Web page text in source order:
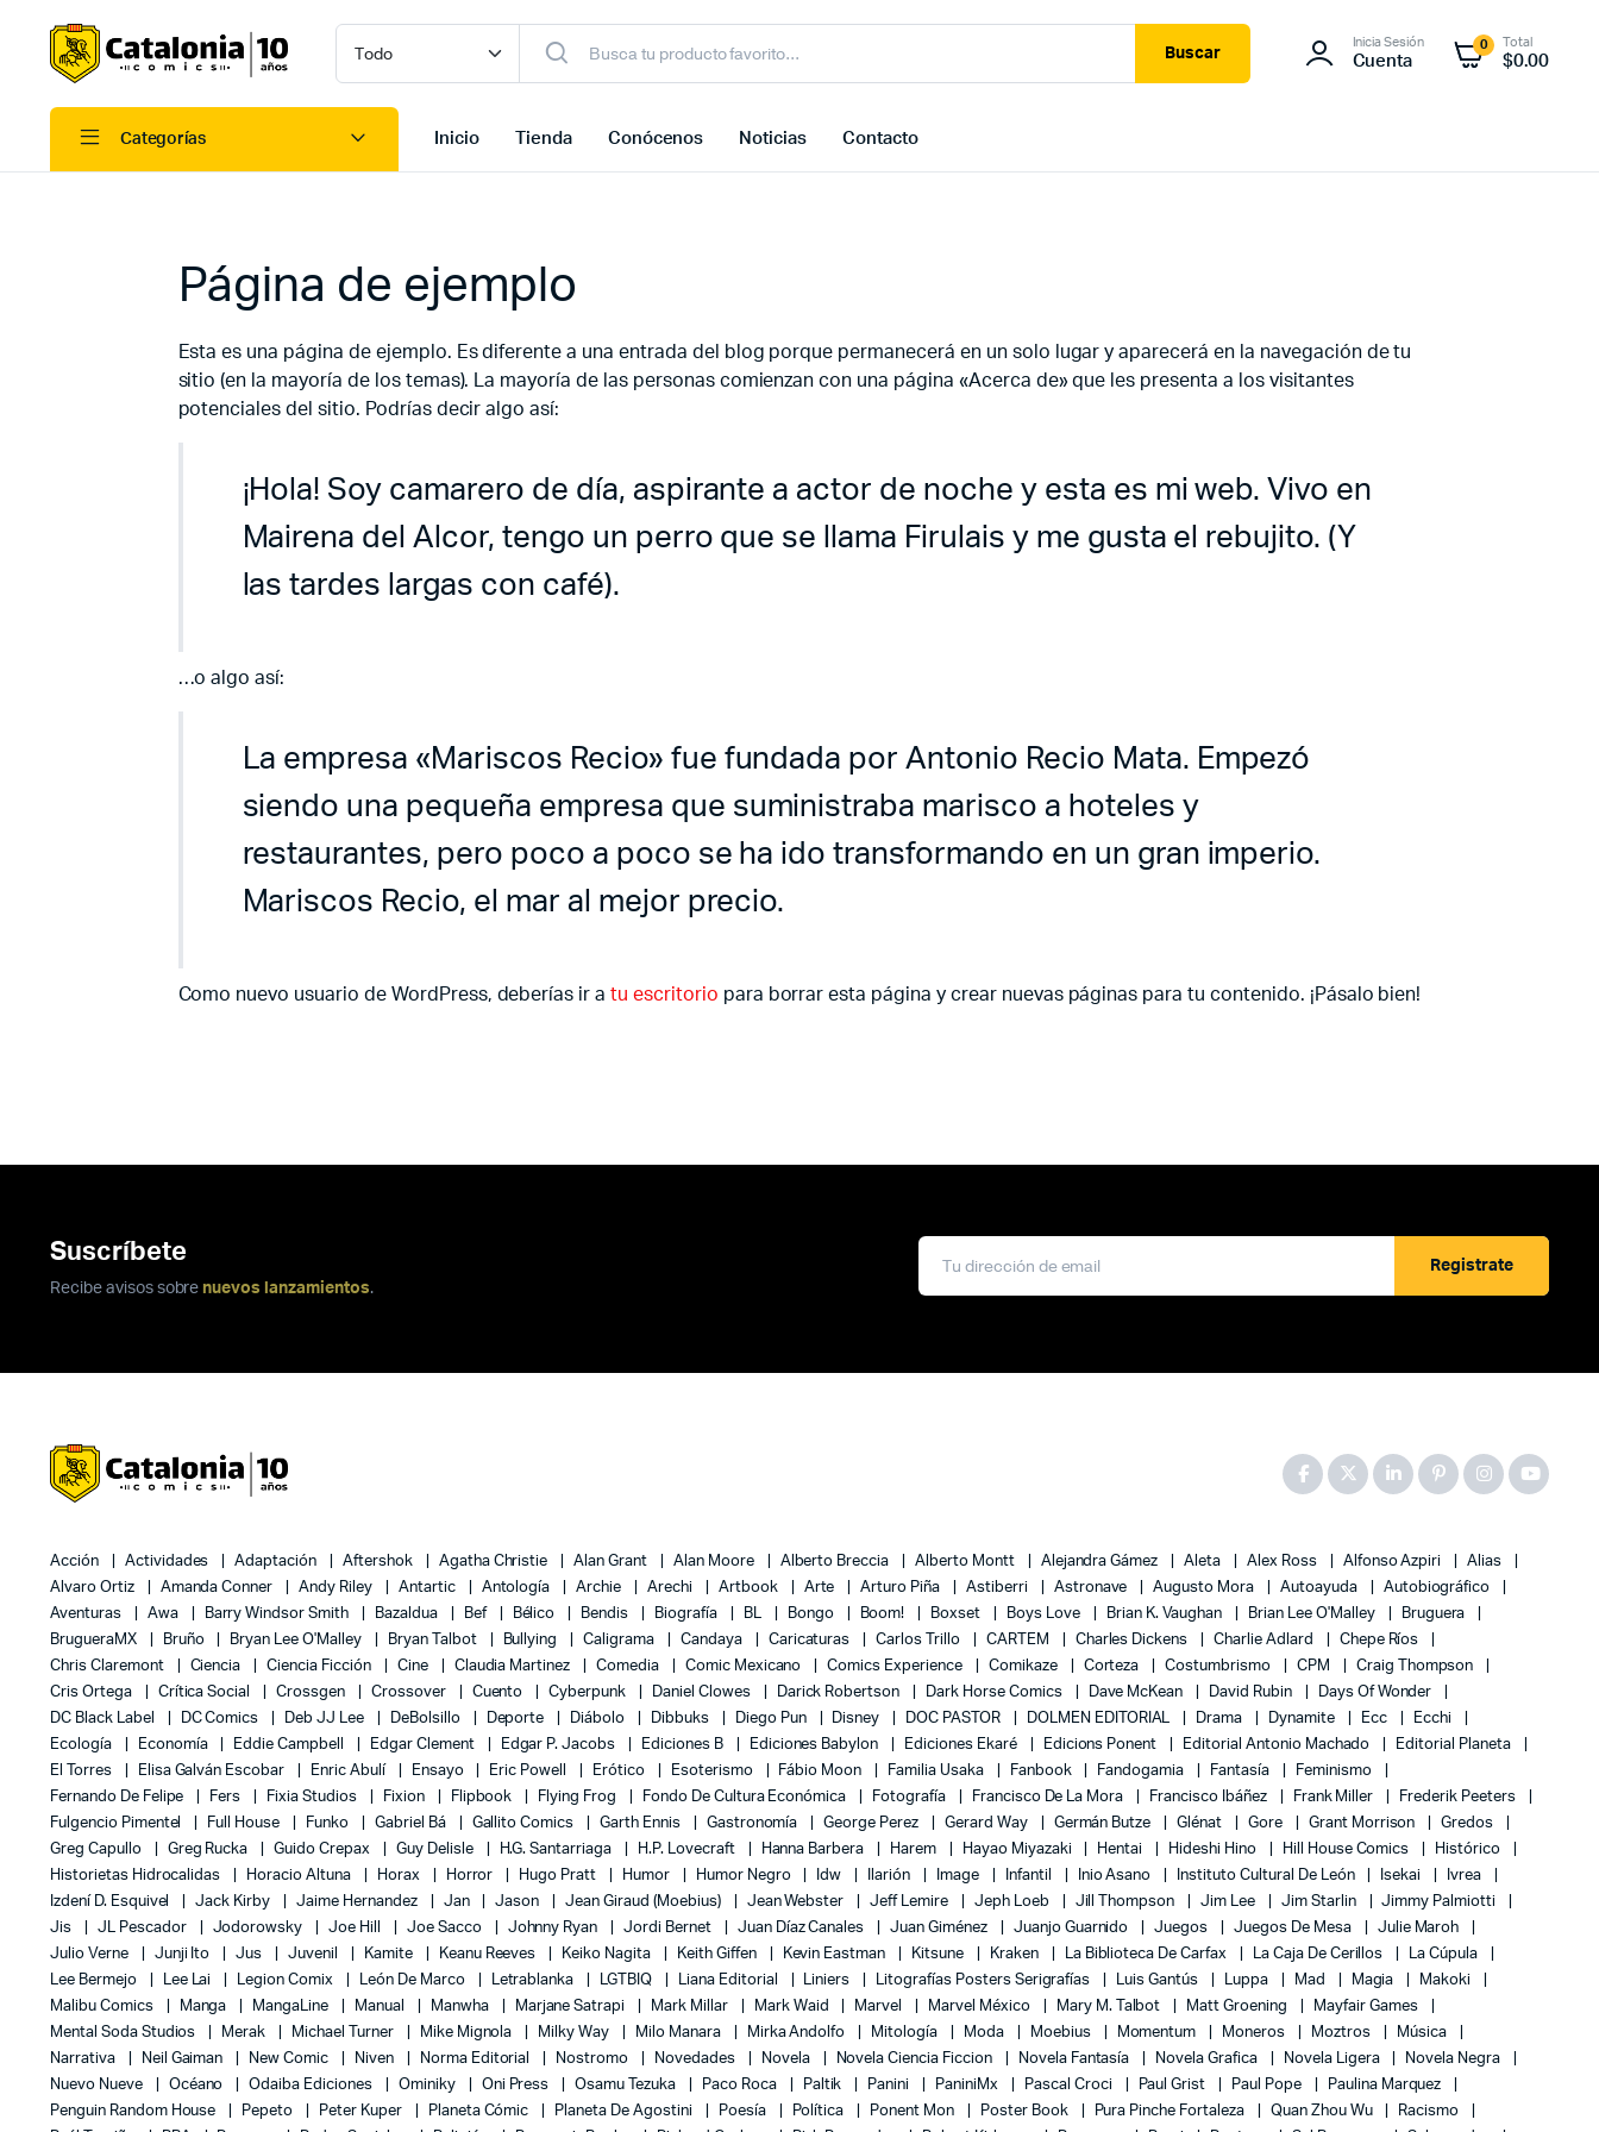
Buscar
Inicia Sesión
Cuenta
0 Total
$0.00
Categorías Inicio Tienda Conócenos Noticias Contacto
Página de ejemplo
Esta es una página de ejemplo. Es diferente a una entrada del blog porque permanecerá en un solo lugar y aparecerá en la navegación de tu
sitio (en la mayoría de los temas). La mayoría de las personas comienzan con una página «Acerca de» que les presenta a los visitantes
potenciales del sitio. Podrías decir algo así:
¡Hola! Soy camarero de día, aspirante a actor de noche y esta es mi web. Vivo en
Mairena del Alcor, tengo un perro que se llama Firulais y me gusta el rebujito. (Y
las tardes largas con café).
…o algo así:
La empresa «Mariscos Recio» fue fundada por Antonio Recio Mata. Empezó
siendo una pequeña empresa que suministraba marisco a hoteles y
restaurantes, pero poco a poco se ha ido transformando en un gran imperio.
Mariscos Recio, el mar al mejor precio.
Como nuevo usuario de WordPress, deberías ir atu escritorio para borrar esta página y crear nuevas páginas para tu contenido. ¡Pásalo bien!
Suscríbete
Recibe avisos sobre nuevos lanzamientos.
Registrate
Acción Actividades Adaptación Aftershok Agatha Christie Alan Grant Alan Moore Alberto Breccia Alberto Montt Alejandra Gámez Aleta Alex Ross Alfonso Azpiri
Alias
Alvaro Ortiz
Amanda Conner Andy Riley Antartic Antología Archie Arechi Artbook Arte Arturo Piña Astiberri Astronave Augusto Mora Autoayuda
Autobiográfico
Aventuras
Awa Barry Windsor Smith Bazaldua Bef Bélico Bendis Biografía BL Bongo Boom! Boxset Boys Love Brian K. Vaughan Brian Lee O'Malley
Bruguera
BrugueraMX
Bruño Bryan Lee O'Malley Bryan Talbot Bullying Caligrama Candaya Caricaturas Carlos Trillo CARTEM Charles Dickens Charlie Adlard
Chepe Ríos
Chris Claremont
Ciencia Ciencia Ficción Cine Claudia Martinez Comedia Comic Mexicano Comics Experience Comikaze Corteza Costumbrismo CPM
Craig Thompson
Cris Ortega
Crítica Social Crossgen Crossover Cuento Cyberpunk Daniel Clowes Darick Robertson Dark Horse Comics Dave McKean David Rubin
Days Of Wonder
DC Black Label
DC Comics Deb JJ Lee DeBolsillo Deporte Diábolo Dibbuks Diego Pun Disney DOC PASTOR DOLMEN EDITORIAL Drama Dynamite Ecc
Ecchi
Ecología
Economía Eddie Campbell Edgar Clement Edgar P. Jacobs Ediciones B Ediciones Babylon Ediciones Ekaré Edicions Ponent Editorial Antonio Machado
Editorial Planeta
El Torres
Elisa Galván Escobar Enric Abulí Ensayo Eric Powell Erótico Esoterismo Fábio Moon Familia Usaka Fanbook Fandogamia Fantasía
Feminismo
Fernando De Felipe
Fers Fixia Studios Fixion Flipbook Flying Frog Fondo De Cultura Económica Fotografía Francisco De La Mora Francisco Ibáñez Frank Miller
Frederik Peeters
Fulgencio Pimentel
Full House Funko Gabriel Bá Gallito Comics Garth Ennis Gastronomía George Perez Gerard Way Germán Butze Glénat Gore Grant Morrison
Gredos
Greg Capullo
Greg Rucka Guido Crepax Guy Delisle H.G. Santarriaga H.P. Lovecraft Hanna Barbera Harem Hayao Miyazaki Hentai Hideshi Hino Hill House Comics
Histórico
Historietas Hidrocalidas
Horacio Altuna Horax Horror Hugo Pratt Humor Humor Negro Idw Ilarión Image Infantil Inio Asano Instituto Cultural De León Isekai
Ivrea
Izdení D. Esquivel
Jack Kirby Jaime Hernandez Jan Jason Jean Giraud (Moebius) Jean Webster Jeff Lemire Jeph Loeb Jill Thompson Jim Lee Jim Starlin
Jimmy Palmiotti
Jis
JL Pescador Jodorowsky Joe Hill Joe Sacco Johnny Ryan Jordi Bernet Juan Díaz Canales Juan Giménez Juanjo Guarnido Juegos Juegos De Mesa
Julie Maroh
Julio Verne
Junji Ito Jus Juvenil Kamite Keanu Reeves Keiko Nagita Keith Giffen Kevin Eastman Kitsune Kraken La Biblioteca De Carfax La Caja De Cerillos
La Cúpula
Lee Bermejo
Lee Lai Legion Comix León De Marco Letrablanka LGTBIQ Liana Editorial Liniers Litografías Posters Serigrafías Luis Gantús Luppa Mad Magia
Makoki
Malibu Comics
Manga MangaLine Manual Manwha Marjane Satrapi Mark Millar Mark Waid Marvel Marvel México Mary M. Talbot Matt Groening
Mayfair Games
Mental Soda Studios
Merak Michael Turner Mike Mignola Milky Way Milo Manara Mirka Andolfo Mitología Moda Moebius Momentum Moneros Moztros
Música
Narrativa
Neil Gaiman New Comic Niven Norma Editorial Nostromo Novedades Novela Novela Ciencia Ficcion Novela Fantasía Novela Grafica Novela Ligera
Novela Negra
Nuevo Nueve
Océano Odaiba Ediciones Ominiky Oni Press Osamu Tezuka Paco Roca Paltik Panini PaniniMx Pascal Croci Paul Grist Paul Pope
Paulina Marquez
Penguin Random House
Pepeto Peter Kuper Planeta Cómic Planeta De Agostini Poesía Política Ponent Mon Poster Book Pura Pinche Fortaleza Quan Zhou Wu
Racismo